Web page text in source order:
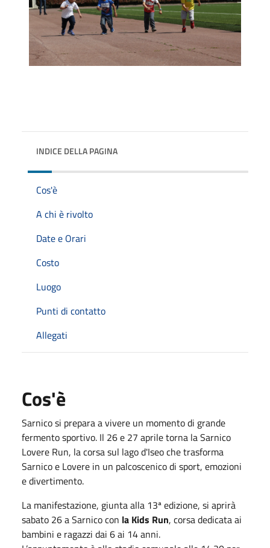
INDICE DELLA PAGINA
Cos'è
A chi è rivolto
Date e Orari
Costo
Luogo
Punti di contatto
Allegati
Cos'è
Sarnico si prepara a vivere un momento di grande
fermento sportivo. Il 26 e 27 aprile torna la Sarnico
Lovere Run, la corsa sul lago d'Iseo che trasforma
Sarnico e Lovere in un palcoscenico di sport, emozioni
e divertimento.
La manifestazione, giunta alla 13ª edizione, si aprirà
sabato 26 a Sarnico con la Kids Run, corsa dedicata ai
bambini e ragazzi dai 6 ai 14 anni.